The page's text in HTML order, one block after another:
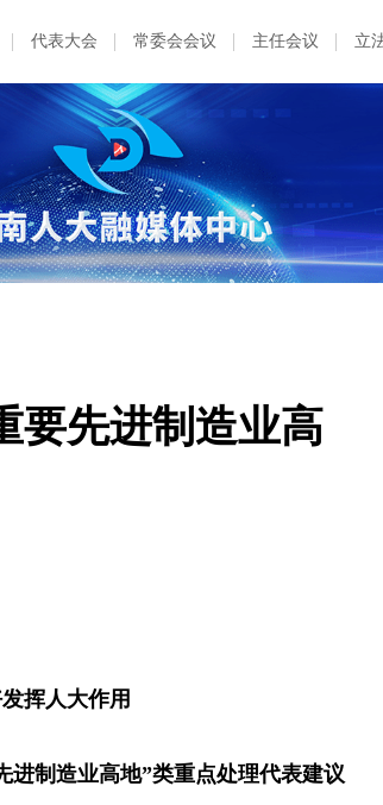
代表大会 常委会会议 主任会议 立
要先进制造业高
挥人大作用
进制造业高地”类重点处理代表建议